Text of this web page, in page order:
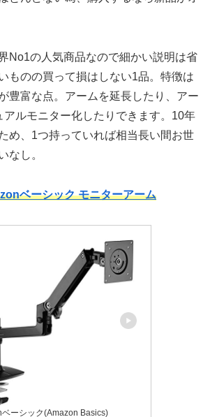
No1の人気商品なので細かい説明は省
ものの買って損はしない1品。特徴は
豊富な点。アームを延長したり、アー
アルモニター化したりできます。10年
め、1つ持っていれば相当長い間お世
なし。
ベーシック モニターアーム
ーシック(Amazon Basics)